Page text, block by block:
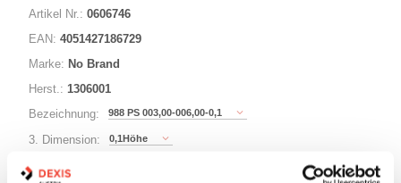
Artikel Nr.: 0606746
EAN: 4051427186729
Marke: No Brand
Herst.: 1306001
Bezeichnung:
988 PS 003,00-006,00-0,1
3. Dimension: 0,1Höhe
Länge / 2. Dimension: